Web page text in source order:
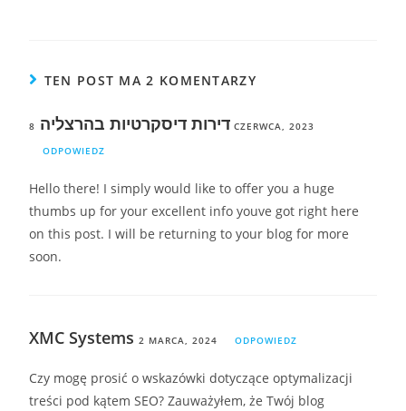
TEN POST MA 2 KOMENTARZY
דירות דיסקרטיות בהרצליה 8 CZERWCA, 2023
ODPOWIEDZ
Hello there! I simply would like to offer you a huge
thumbs up for your excellent info youve got right here
on this post. I will be returning to your blog for more
soon.
XMC Systems 2 MARCA, 2024 ODPOWIEDZ
Czy mogę prosić o wskazówki dotyczące optymalizacji
treści pod kątem SEO? Zauważyłem, że Twój blog